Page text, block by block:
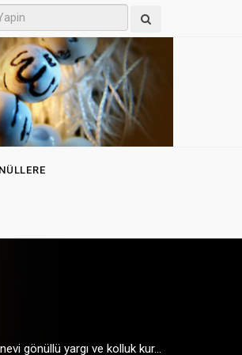
gönüllü yargı ve kolluk kur...